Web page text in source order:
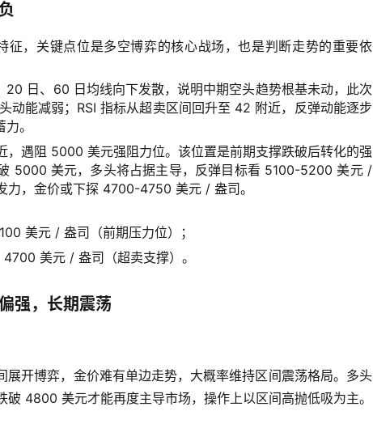
，关键点位是多空博弈的核心战场，也是判断走势的重要依
20 日、60 日均线向下发散，说明中期空头趋势根基未动，此次
动能减弱；RSI 指标从超卖区间回升至 42 附近，反弹动能逐步
。
遇阻 5000 美元强阻力位。该位置是前期支撑跌破后转化的强
5000 美元，多头将占据主导，反弹目标看 5100-5200 美元 /
，金价或下探 4700-4750 美元 / 盎司。
美元 / 盎司（前期压力位）；
美元 / 盎司（超卖支撑）。
强，长期震荡
开博弈，金价难有单边走势，大概率维持区间震荡格局。多头
4800 美元才能再度主导市场，操作上以区间高抛低吸为主。